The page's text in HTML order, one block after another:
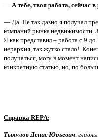
— А тебе, твоя работа, сейчас в
— Да. Не так давно я получал
компаний рынка недвижимости.
Я как представил – работа с 9
иерархия, так жутко стало!
получаться, могу в момент
конкретную статью, но, по
Справка REPA:
Тыкулов Денис Юрьевич ,